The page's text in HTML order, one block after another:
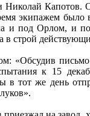
Николай
экипажем
под Орлом, и
строй
«Обсудив
к 15
в тот же день